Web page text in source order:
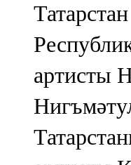
Татарстан
артисты